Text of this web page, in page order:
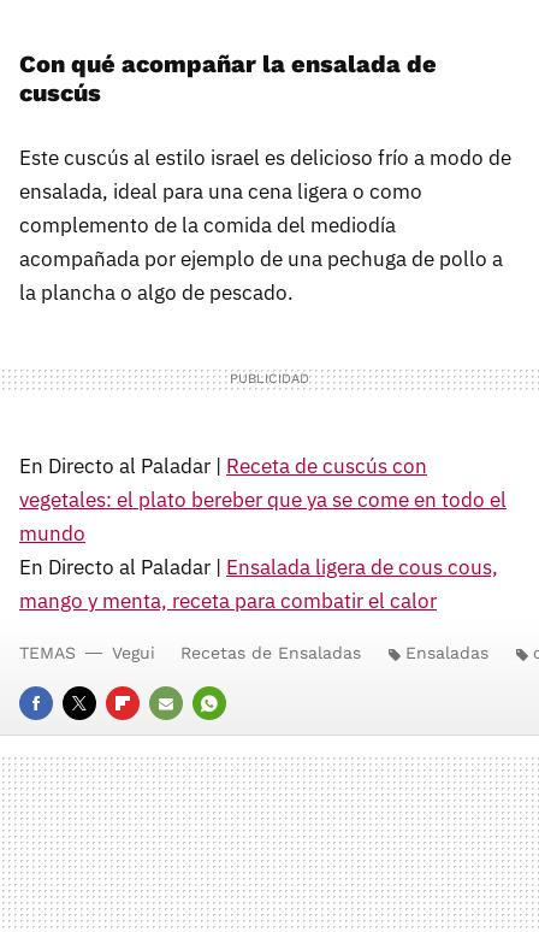
Con qué acompañar la ensalada de
cuscús
Este cuscús al estilo israel es delicioso frío a modo de
ensalada, ideal para una cena ligera o como
complemento de la comida del mediodía
acompañada por ejemplo de una pechuga de pollo a
la plancha o algo de pescado.
En Directo al Paladar | Receta de cuscús con
vegetales: el plato bereber que ya se come en todo el
mundo
En Directo al Paladar | Ensalada ligera de cous cous,
mango y menta, receta para combatir el calor
FACEBOOK
TWITTERFLIPBOARD
E-
MAIL
WHATSAPP
TEMAS Vegui Recetas de Ensaladas Ensaladas